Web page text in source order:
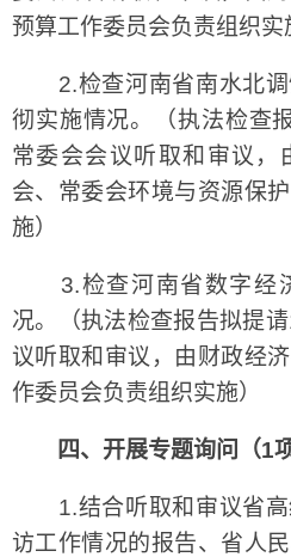
预算工作委员会负责组织实
2.检查河南省南水北调
彻实施情况。（执法检查
常委会会议听取和审议，
会、常委会环境与资源保
施）
3.检查河南省数字经
况。（执法检查报告拟提
议听取和审议，由财政经
作委员会负责组织实施）
四、开展专题询问（1项
1.结合听取和审议省高
访工作情况的报告、省人